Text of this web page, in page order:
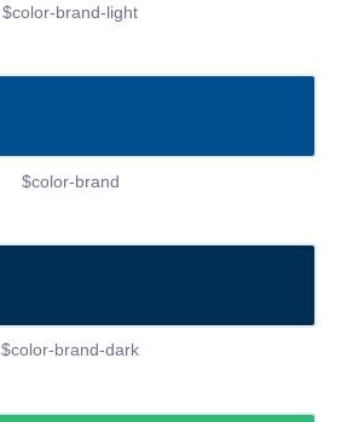
$color-brand-light
$color-brand
$color-brand-dark